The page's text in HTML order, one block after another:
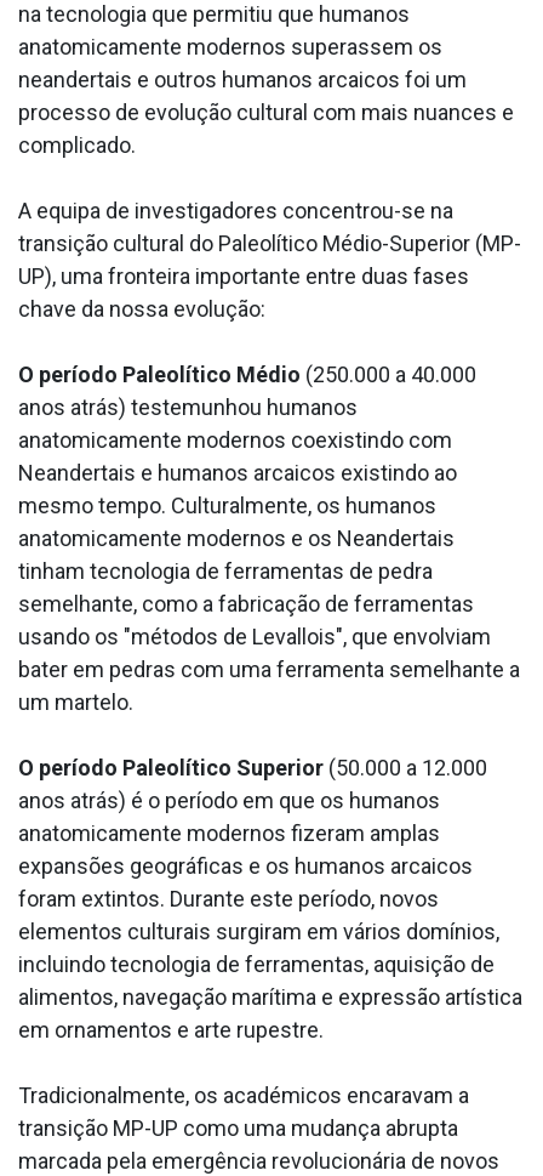
na tecnologia que permitiu que humanos
anatomicamente modernos superassem os
neandertais e outros humanos arcaicos foi um
processo de evolução cultural com mais nuances e
complicado.
A equipa de investigadores concentrou-se na
transição cultural do Paleolítico Médio-Superior (MP-
UP), uma fronteira importante entre duas fases
chave da nossa evolução:
O período Paleolítico Médio (250.000 a 40.000
anos atrás) testemunhou humanos
anatomicamente modernos coexistindo com
Neandertais e humanos arcaicos existindo ao
mesmo tempo. Culturalmente, os humanos
anatomicamente modernos e os Neandertais
tinham tecnologia de ferramentas de pedra
semelhante, como a fabricação de ferramentas
usando os "métodos de Levallois", que envolviam
bater em pedras com uma ferramenta semelhante a
um martelo.
O período Paleolítico Superior (50.000 a 12.000
anos atrás) é o período em que os humanos
anatomicamente modernos fizeram amplas
expansões geográficas e os humanos arcaicos
foram extintos. Durante este período, novos
elementos culturais surgiram em vários domínios,
incluindo tecnologia de ferramentas, aquisição de
alimentos, navegação marítima e expressão artística
em ornamentos e arte rupestre.
Tradicionalmente, os académicos encaravam a
transição MP-UP como uma mudança abrupta
marcada pela emergência revolucionária de novos